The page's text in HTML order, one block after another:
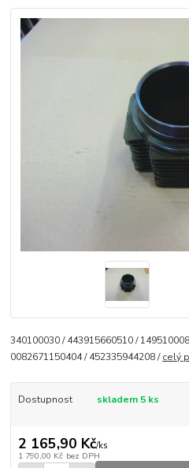
340100030 / 443915660510 /
0082671150404 / 452335944208 /celý
Dostupnost skladem 5 ks
2 165,90 Kč/ks
1 790,00 Kč bez DPH